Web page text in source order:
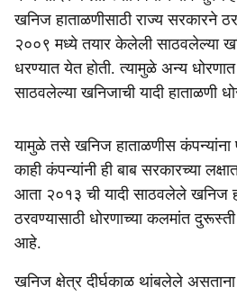
खनिज हाताळणीसाठी राज्य सरकारने
२००९ मध्ये तयार केलेली साठवलेल्या
धरण्यात येत होती. त्यामुळे अन्य
साठवलेल्या खनिजाची यादी हाताळणी
यामुळे तसे खनिज हाताळणीस कंपन्यांना
काही कंपन्यांनी ही बाब सरकारच्या
आता २०१३ ची यादी साठवलेले खनिज
ठरवण्यासाठी धोरणाच्या कलमांत
आहे.
खनिज क्षेत्र दीर्घकाळ थांबलेले